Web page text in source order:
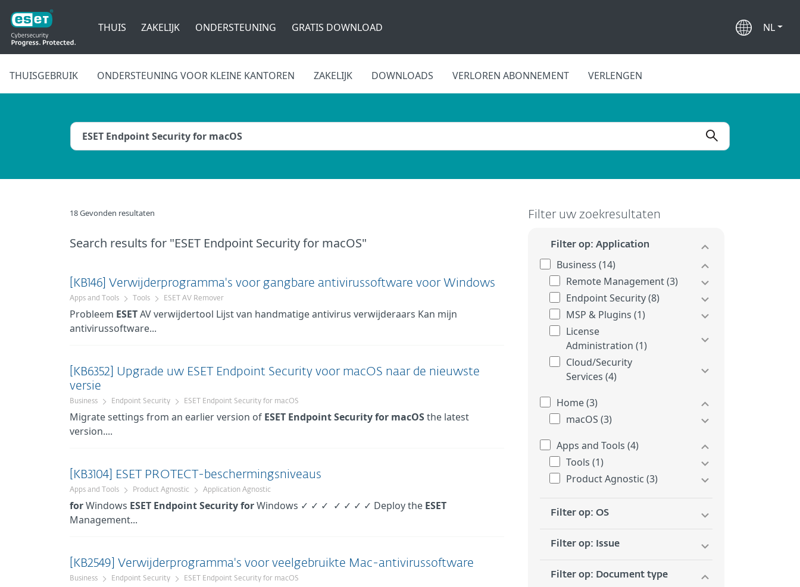
THUIS ZAKELIJK ONDERSTEUNING GRATIS DOWNLOAD NL
THUISGEBRUIK ONDERSTEUNING VOOR KLEINE KANTOREN ZAKELIJK DOWNLOADS VERLOREN ABONNEMENT VERLENGEN
18 Gevonden resultaten
Search results for "ESET Endpoint Security for macOS"
[KB146] Verwijderprogramma's voor gangbare antivirussoftware voor Windows
Apps and Tools Tools ESET AV Remover
Probleem ESETAV verwijdertool Lijst van handmatige antivirus verwijderaars Kan mijn
antivirussoftware...
[KB6352] Upgrade uw ESET Endpoint Security voor macOS naar de nieuwste
versie
Business Endpoint Security ESET Endpoint Security for macOS
Migrate settings from an earlier version of ESET EndpointSecurityfor macOSthe latest
version....
[KB3104] ESET PROTECT-beschermingsniveaus
Apps and Tools Product Agnostic Application Agnostic
forWindows ESET EndpointSecurityforWindows ✓ ✓ ✓ ✓ ✓ ✓ ✓ Deploy the ESET
Management...
[KB2549] Verwijderprogramma's voor veelgebruikte Mac-antivirussoftware
Business Endpoint Security ESET Endpoint Security for macOS
Filter uw zoekresultaten
Filter op: Application
Business (14)
Remote Management (3)
Endpoint Security (8)
MSP & Plugins (1)
License
Administration (1)
Cloud/Security
Services (4)
Home (3)
macOS (3)
Apps and Tools (4)
Tools (1)
Product Agnostic (3)
Filter op: OS
Filter op: Issue
Filter op: Document type